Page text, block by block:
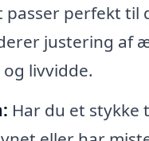
passer perfekt til
justering af
livvidde.
Har du et stykke